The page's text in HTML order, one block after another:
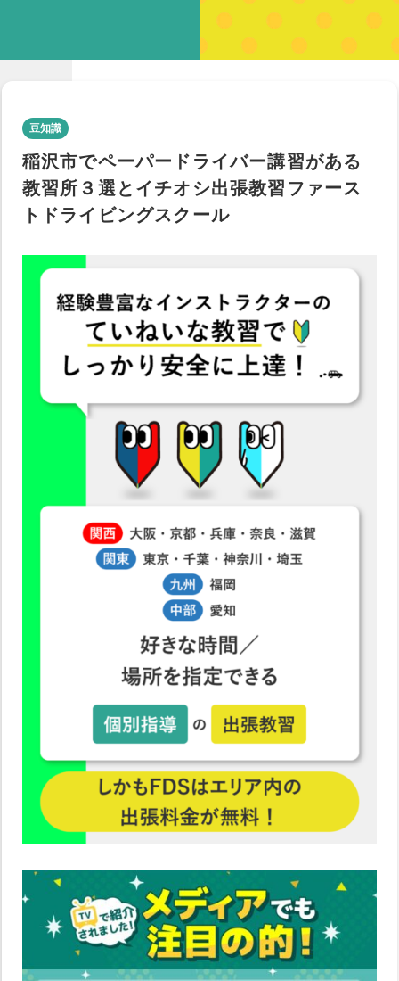
豆知識
稲沢市でペーパードライバー講習がある
教習所３選とイチオシ出張教習ファース
トドライビングスクール